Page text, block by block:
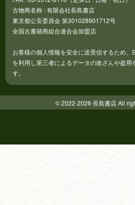
古物商名称 : 有限会社長島書店
東京都公安委員会 第301028901712号
全国古書籍商組合連合会加盟店
お客様の個人情報を安全に送受信するため、
を利用し第三者によるデータの改ざんや盗用
す。
© 2022-2026 長島書店 All